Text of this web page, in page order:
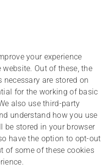
your experience
Out of these, the
are stored on
for the working of basic
also use third-party
understand how you use
be stored in your browser
have the option to opt-out
of some of these cookies